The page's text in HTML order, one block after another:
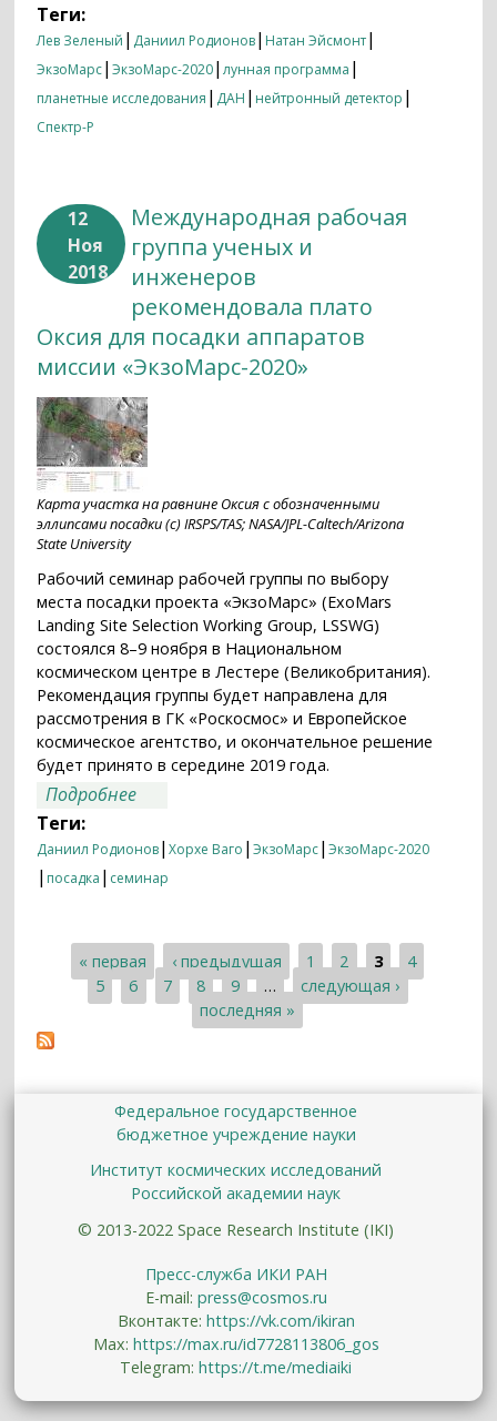
Теги:
Лев Зеленый | Даниил Родионов| Натан Эйсмонт|
ЭкзоМарс|ЭкзоМарс-2020|лунная программа |
планетные исследования | ДАН | нейтронный детектор |
Спектр-Р
12
Ноя
2018
Международная рабочая
группа ученых и
инженеров
рекомендовала плато
Оксия для посадки аппаратов
миссии «ЭкзоМарс-2020»
Карта участка на равнине Оксия с обозначенными
эллипсами посадки (c) IRSPS/TAS; NASA/JPL-Caltech/Arizona
State University
Рабочий семинар рабочей группы по выбору
места посадки проекта «ЭкзоМарс» (ExoMars
Landing Site Selection Working Group, LSSWG)
состоялся 8–9 ноября в Национальном
космическом центре в Лестере (Великобритания).
Рекомендация группы будет направлена для
рассмотрения в ГК «Роскосмос» и Европейское
космическое агентство, и окончательное решение
будет принято в середине 2019 года.
Подробнее
плато Оксия для посадки аппаратов
миссии «ЭкзоМарс-2020»
Теги:
Даниил Родионов|Хорхе Ваго |ЭкзоМарс|ЭкзоМарс-2020
| посадка | семинар
Страницы
« первая ‹ предыдущая 1 2 3
4
5
6 7 8 9 …
следующая ›
последняя »
Федеральное государственное
бюджетное учреждение науки
Институт космических исследований
Российской академии наук
© 2013-2022 Space Research Institute (IKI)
Пресс-служба ИКИ РАН
E-mail: press@cosmos.ru
Вконтакте: https://vk.com/ikiran
Max: https://max.ru/id7728113806_gos
Telegram:https://t.me/mediaiki